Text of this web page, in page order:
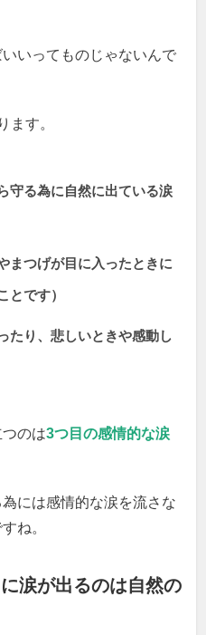
いってものじゃないんで
ます。
守る為に自然に出ている涙
まつげが目に入ったときに
とです）
たり、悲しいときや感動し
のは3つ目の感情的な涙
には感情的な涙を流さな
ね。
涙が出るのは自然の